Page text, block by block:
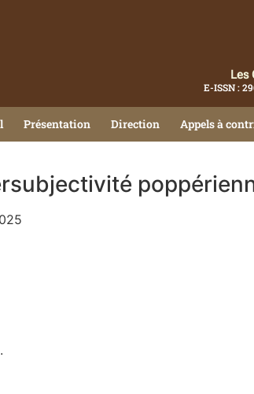
Les
E-ISSN :
Présentation Direction Appels à